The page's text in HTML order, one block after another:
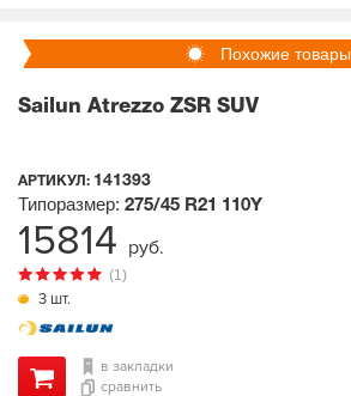
Похожие товары
Sailun Atrezzo ZSR SUV
АРТИКУЛ: 141393
3 шт.
(1)
Типоразмер: 275/45 R21 110Y
в закладки
сравнить
15814 руб.